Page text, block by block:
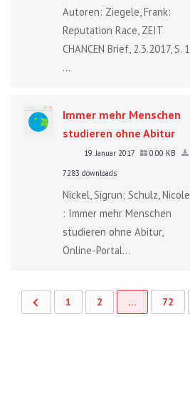
Autoren: Ziegele, Frank:
Reputation Race, ZEIT
CHANCEN Brief, 2.3.2017, S. 1
...
Immer mehr Menschen
studieren ohne Abitur
19. Januar 2017
0.00 KB
7283 downloads
Nickel, Sigrun; Schulz, Nicole
: Immer mehr Menschen
studieren ohne Abitur,
Online-Portal...
1 2 … 72